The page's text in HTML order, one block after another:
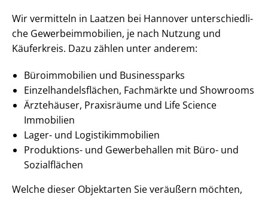
Wir vermitteln in Laatzen bei Hannover un­ter­schied­li­
che Ge­wer­be­im­mo­bi­li­en, je nach Nutzung und
Käuferkreis. Dazu zählen unter anderem:
Büroimmobilien und Businessparks
Ein­zel­han­dels­flä­chen, Fachmärkte und Showrooms
Ärztehäuser, Praxisräume und Life Science
Immobilien
Lager- und Lo­gis­tik­im­mo­bi­li­en
Produktions- und Gewerbehallen mit Büro- und
Sozialflächen
Welche dieser Objektarten Sie veräußern möchten,